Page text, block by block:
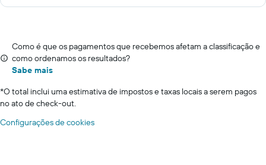
Como é que os pagamentos que recebemos afetam a classificação e
como ordenamos os resultados?
Sabe mais
*O total inclui uma estimativa de impostos e taxas locais a serem pagos
no ato de check-out.
Configurações de cookies